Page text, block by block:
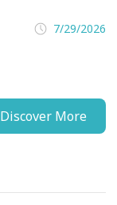
7/29/2026
Discover More